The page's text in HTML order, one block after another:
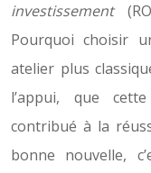
investissement
Pourquoi choisir
atelier plus
l’appui, que
contribué à la
bonne nouvelle,